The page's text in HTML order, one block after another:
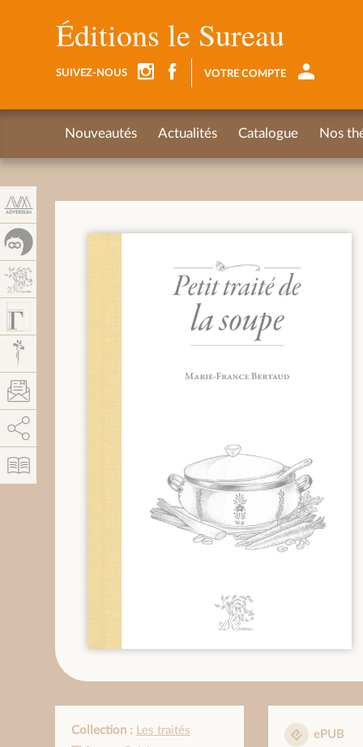
Collection : Les traités
ePUB
Éditions le Sureau
SUIVEZ-NOUS VOTRE COMPTE
Nouveautés Actualités Catalogue Nos